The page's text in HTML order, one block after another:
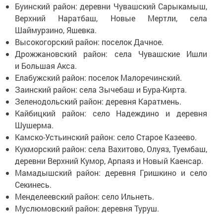
Буинский район: деревни Чувашский Сарыкамыш,
Верхний Наратбаш, Новые Мертли, села
Шаймурзино, Яшевка.
Высокогорский район: поселок Дачное.
Дрожжановский район: села Чувашские Ишли
и Большая Акса.
Елабужский район: поселок Малоречинский.
Заинский район: села Зычебаш и Бура-Кирта.
Зеленодольский район: деревня Каратмень.
Кайбицкий район: село Надеждино и деревня
Шушерма.
Камско-Устьинский район: село Старое Казеево.
Кукморский район: села Вахитово, Олуяз, Туембаш,
деревни Верхний Кумор, Арпаяз и Новый Каенсар.
Мамадышский район: деревня Гришкино и село
Секинесь.
Менделеевский район: село Ильнеть.
Муслюмовский район: деревня Туруш.